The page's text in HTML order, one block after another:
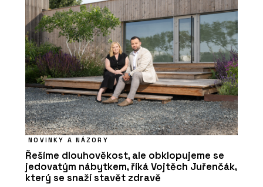
NOVINKY A NÁZORY
Řešíme dlouhověkost, ale obklopujeme se
jedovatým nábytkem, říká Vojtěch Juřenčák,
který se snaží stavět zdravě